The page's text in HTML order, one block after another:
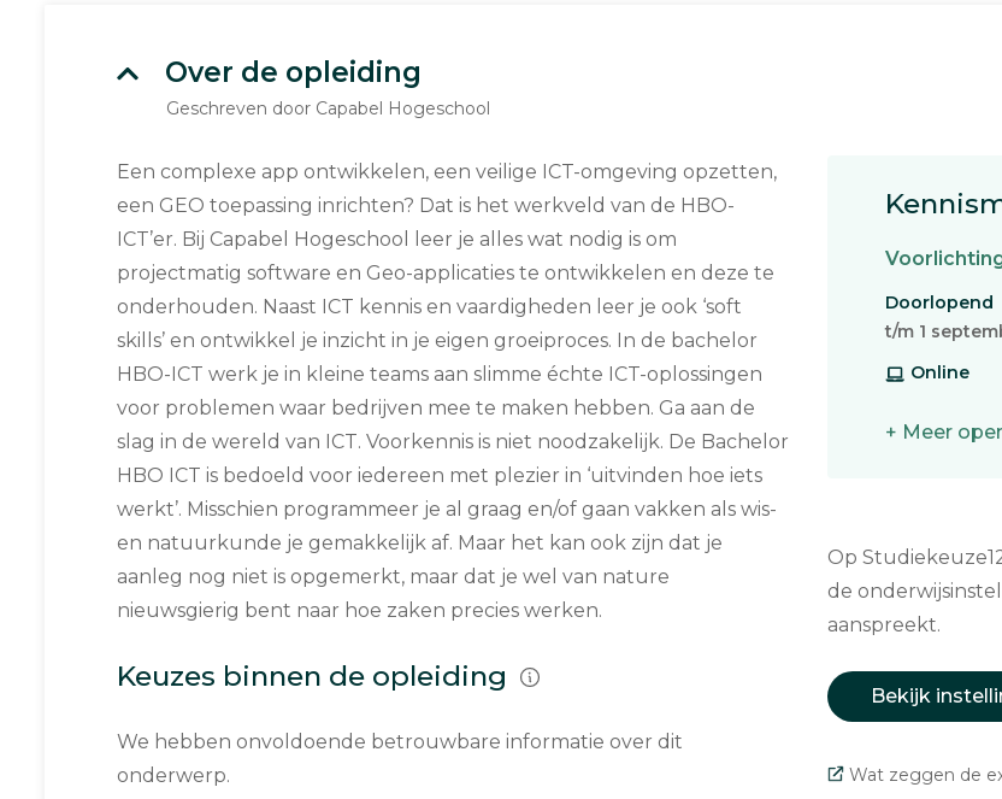
Over de opleiding
Geschreven door Capabel Hogeschool
Een complexe app ontwikkelen, een veilige ICT-omgeving opzetten,
een GEO toepassing inrichten? Dat is het werkveld van de HBO-
ICT’er. Bij Capabel Hogeschool leer je alles wat nodig is om
projectmatig software en Geo-applicaties te ontwikkelen en deze te
onderhouden. Naast ICT kennis en vaardigheden leer je ook ‘soft
skills’ en ontwikkel je inzicht in je eigen groeiproces. In de bachelor
HBO-ICT werk je in kleine teams aan slimme échte ICT-oplossingen
voor problemen waar bedrijven mee te maken hebben. Ga aan de
slag in de wereld van ICT. Voorkennis is niet noodzakelijk. De Bachelor
HBO ICT is bedoeld voor iedereen met plezier in ‘uitvinden hoe iets
werkt’. Misschien programmeer je al graag en/of gaan vakken als wis-
en natuurkunde je gemakkelijk af. Maar het kan ook zijn dat je
aanleg nog niet is opgemerkt, maar dat je wel van nature
nieuwsgierig bent naar hoe zaken precies werken.
Keuzes binnen de opleiding
We hebben onvoldoende betrouwbare informatie over dit
onderwerp.
Doorlopend
t/m 1
Online
+ Meer
Op
de
aanspreekt.
Bekijk
Wat zeggen de